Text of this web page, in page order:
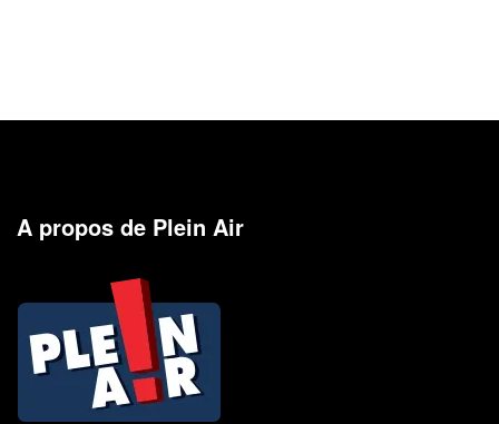
A propos de Plein Air